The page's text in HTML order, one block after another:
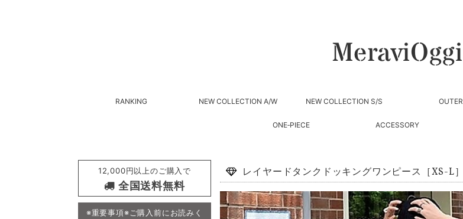
RANKING NEW COLLECTION A/W NEW COLLECTION S/S OUTER
ONE‐PIECE ACCESSORY
12,000円以上のご購入で
全国送料無料
※重要事項※ご購入前にお読みく
レイヤードタンクドッキングワンピース［XS-L］